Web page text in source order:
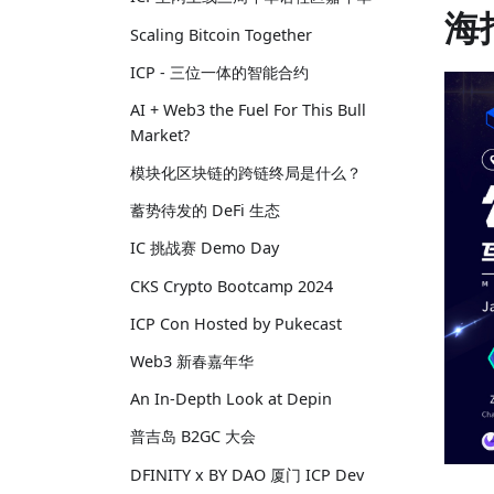
Scaling Bitcoin Together
ICP - 三位一体的智能合约
AI + Web3 the Fuel For This Bull
Market?
模块化区块链的跨链终局是什么？
蓄势待发的 DeFi 生态
IC 挑战赛 Demo Day
CKS Crypto Bootcamp 2024
ICP Con Hosted by Pukecast
Web3 新春嘉年华
An In-Depth Look at Depin
普吉岛 B2GC 大会
DFINITY x BY DAO 厦门 ICP Dev
海